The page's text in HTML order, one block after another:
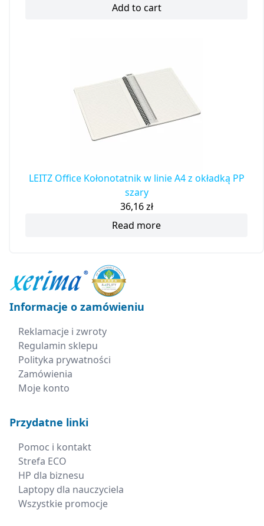
Add to cart
LEITZ Office Kołonotatnik w linie A4 z okładką PP
szary
36,16zł
Read more
Informacje o zamówieniu
Reklamacje i zwroty
Regulamin sklepu
Polityka prywatności
Zamówienia
Moje konto
Przydatne linki
Pomoc i kontakt
Strefa ECO
HP dla biznesu
Laptopy dla nauczyciela
Wszystkie promocje